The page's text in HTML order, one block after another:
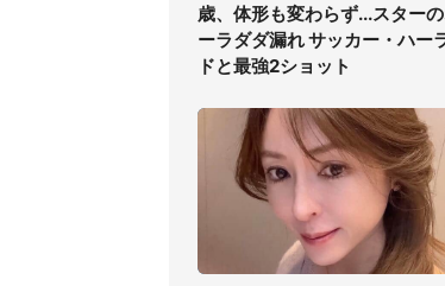
歳、体形も変わらず...スター
ーラダダ漏れ サッカー・ハー
ドと最強2ショット